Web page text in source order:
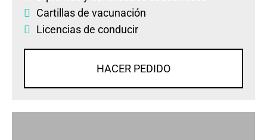
Cartillas de vacunación
Licencias de conducir
HACER PEDIDO